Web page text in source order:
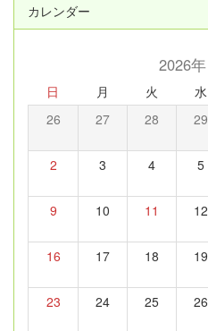
カレンダー
2026年
日 月 火 水
26 27 28 29
2 3 4 5
9 10 11 12
16 17 18 19
23 24 25 26